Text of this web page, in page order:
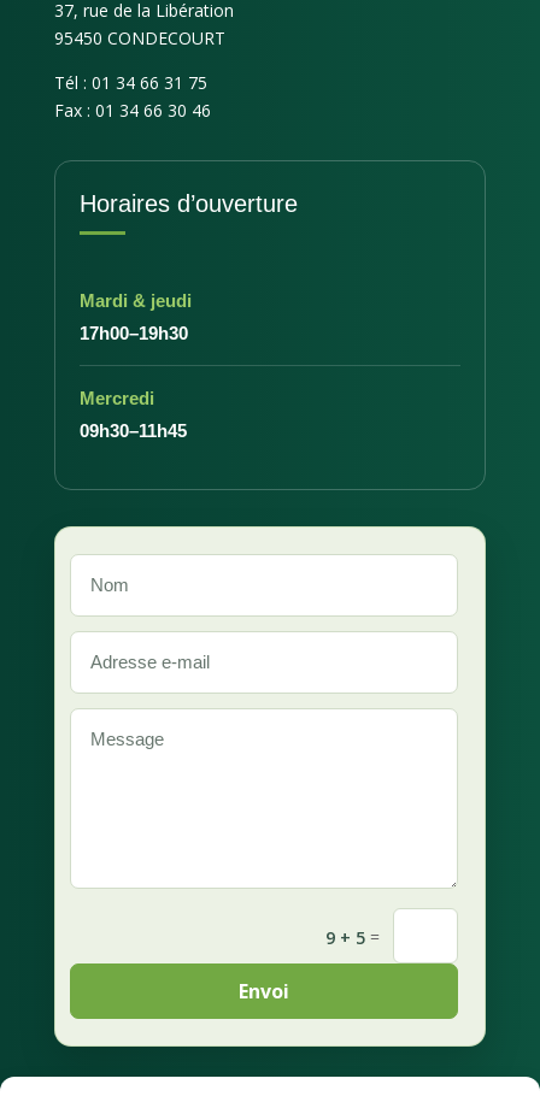
37, rue de la Libération
95450 CONDECOURT
Tél : 01 34 66 31 75
Fax : 01 34 66 30 46
Horaires d’ouverture
Mardi & jeudi
17h00–19h30
Mercredi
09h30–11h45
9 + 5 =
Envoi